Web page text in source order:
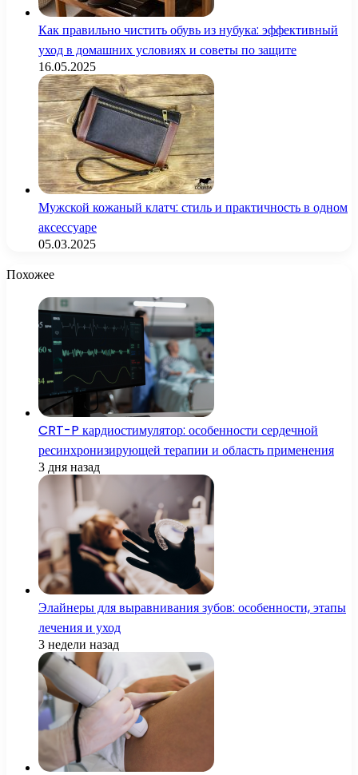
Как правильно чистить обувь из нубука: эффективный
уход в домашних условиях и советы по защите
16.05.2025
Мужской кожаный клатч: стиль и практичность в одном
аксессуаре
05.03.2025
Похожее
CRT-P кардиостимулятор: особенности сердечной
ресинхронизирующей терапии и область применения
3 дня назад
Элайнеры для выравнивания зубов: особенности, этапы
лечения и уход
3 недели назад